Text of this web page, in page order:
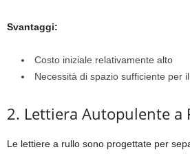
Svantaggi:
Costo iniziale relativamente alto
Necessità di spazio sufficiente per
2. Lettiera Autopulente a
Le lettiere a rullo sono progettate per